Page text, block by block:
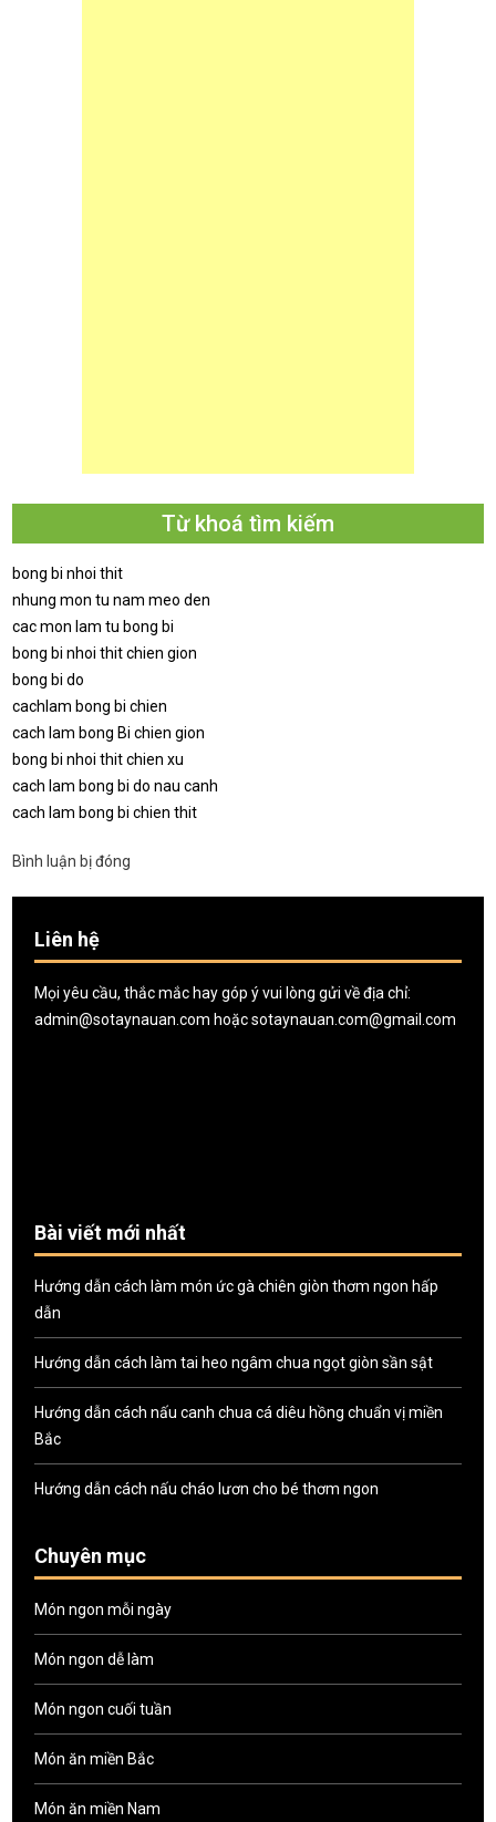
Từ khoá tìm kiếm
bong bi nhoi thit
nhung mon tu nam meo den
cac mon lam tu bong bi
bong bi nhoi thit chien gion
bong bi do
cachlam bong bi chien
cach lam bong Bi chien gion
bong bi nhoi thit chien xu
cach lam bong bi do nau canh
cach lam bong bi chien thit
Bình luận bị đóng
Liên hệ
Mọi yêu cầu, thắc mắc hay góp ý vui lòng gửi về địa chỉ:
admin@sotaynauan.com hoặcsotaynauan.com@gmail.com
Bài viết mới nhất
Hướng dẫn cách làm món ức gà chiên giòn thơm ngon hấp
dẫn
Hướng dẫn cách làm tai heo ngâm chua ngọt giòn sần sật
Hướng dẫn cách nấu canh chua cá diêu hồng chuẩn vị miền
Bắc
Hướng dẫn cách nấu cháo lươn cho bé thơm ngon
Chuyên mục
Món ngon mỗi ngày
Món ngon dễ làm
Món ngon cuối tuần
Món ăn miền Bắc
Món ăn miền Nam